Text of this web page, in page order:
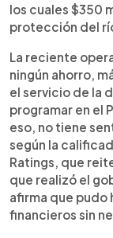
los cuales $350
protección del
La reciente
ningún ahorro,
el servicio de la
programar en el
eso, no tiene
según la
Ratings, que
que realizó el
afirma que pudo
financieros sin